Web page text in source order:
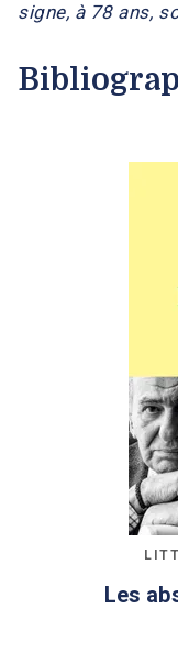
signe, à 78 ans,
Les